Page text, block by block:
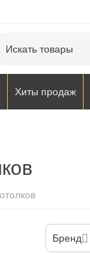
Хиты продаж
Бренд